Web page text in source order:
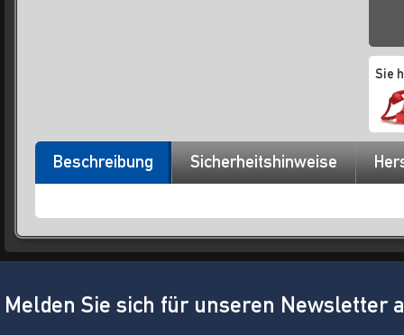
Sie
Beschreibung Sicherheitshinweise
Melden Sie sich für unseren Newsletter